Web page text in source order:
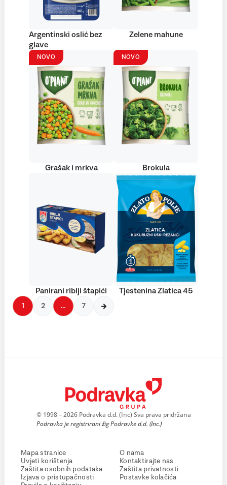
Argentinski oslić bez
glave
Zelene mahune
NOVO
Grašak i mrkva
NOVO
Brokula
Panirani riblji štapići Tjestenina Zlatica 45
1 2 … 7
© 1998 – 2026 Podravka d.d. (Inc) Sva prava pridržana
Podravka je registrirani žig Podravke d.d. (Inc.)
Mapa stranice
Uvjeti korištenja
Zaštita osobnih podataka
Izjava o pristupačnosti
O nama
Kontaktirajte nas
Zaštita privatnosti
Postavke kolačića